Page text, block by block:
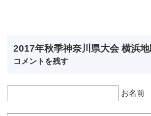
2017年秋季神奈川県大会 横浜
コメントを残す
お名前